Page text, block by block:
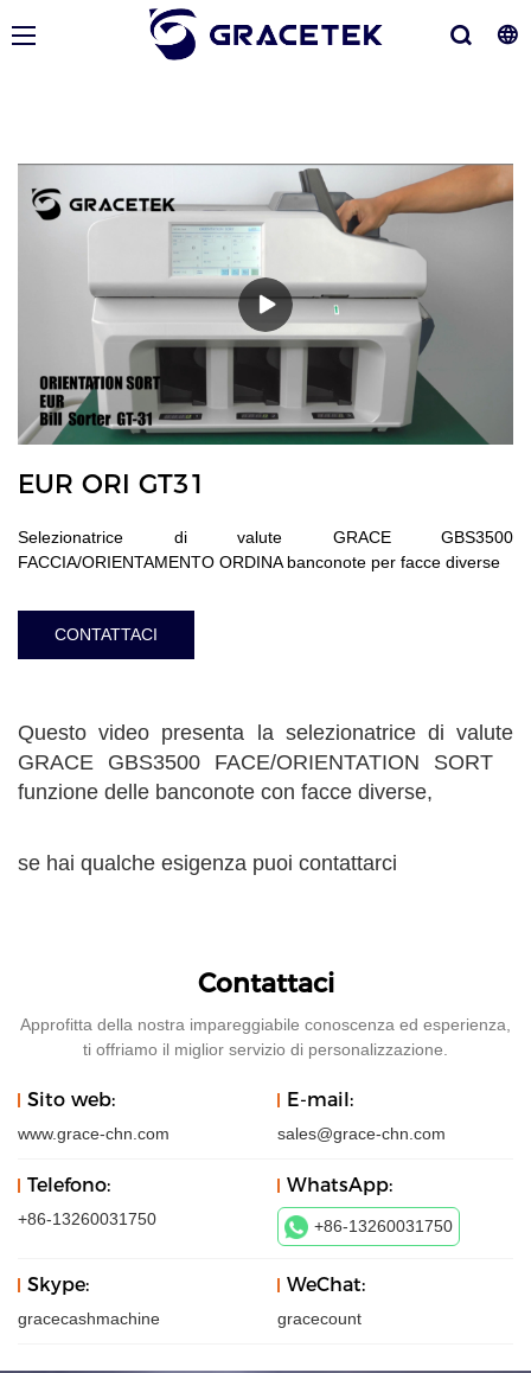
EUR ORI GT31
Selezionatrice di valute GRACE GBS3500
FACCIA/ORIENTAMENTO ORDINA banconote per facce diverse
CONTATTACI
Questo video presenta la selezionatrice di valute
GRACE GBS3500 FACE/ORIENTATION SORT
funzione delle banconote con facce diverse,
se hai qualche esigenza puoi contattarci
Contattaci
Approfitta della nostra impareggiabile conoscenza ed esperienza,
ti offriamo il miglior servizio di personalizzazione.
Sito web:
www.grace-chn.com
E-mail:
sales@grace-chn.com
Telefono:
+86-13260031750
WhatsApp:
+86-13260031750
Skype:
gracecashmachine
WeChat:
gracecount